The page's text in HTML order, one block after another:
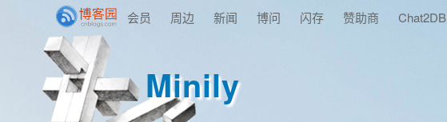
会员 周边 新闻 博问 闪存 赞助商 Chat2DB
Minily